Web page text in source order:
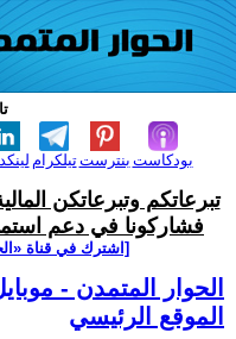
تيلكرامبنترست بودكاست
تبرعاتكم وتبرعاتكن
فشاركونا في دعم
[اشترك في قناة
الحوار المتمدن -
الموقع الرئيسي